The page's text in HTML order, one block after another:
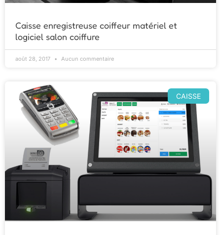
Caisse enregistreuse coiffeur matériel et
logiciel salon coiffure
août 28, 2017 Aucun commentaire
CAISSE